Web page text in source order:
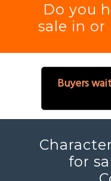
Do you
sale in or
Buyers
for